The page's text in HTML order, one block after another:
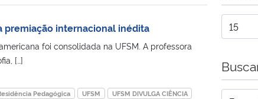
premiação internacional inédita
foi consolidada na UFSM. A professora
[…]
Pedagógica UFSM UFSM DIVULGA CIÊNCIA